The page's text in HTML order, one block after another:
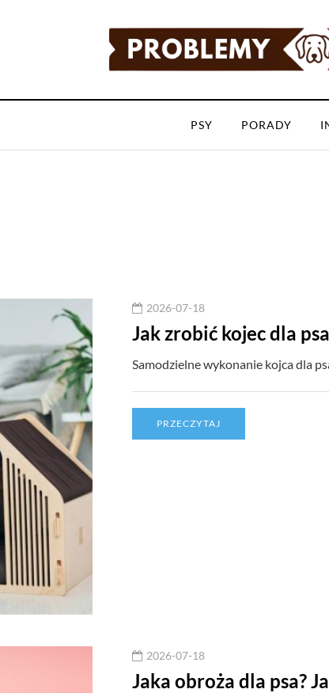
PSY PORADY
2026-07-18
Jak zrobić kojec dla
Samodzielne wykonanie kojca dla
PRZECZYTAJ
2026-07-18
Jaka obroża dla psa?